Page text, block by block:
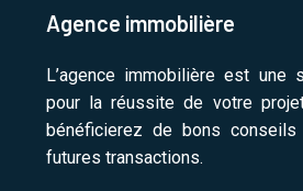
Agence immobilière
L’agence immobilière est une
pour la réussite de votre
bénéficierez de bons
futures transactions.